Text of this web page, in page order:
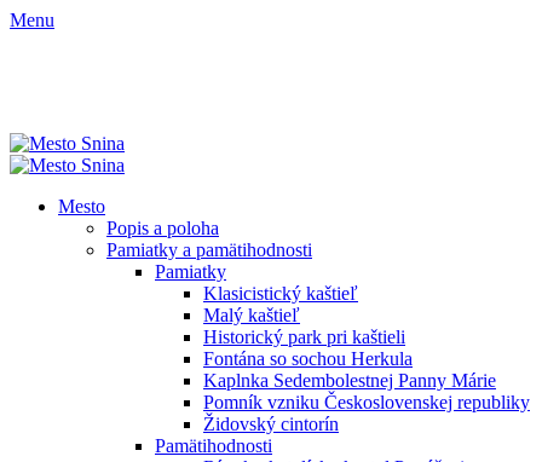
Menu
Mesto
Popis a poloha
Pamiatky a pamätihodnosti
Pamiatky
Klasicistický kaštieľ
Malý kaštieľ
Historický park pri kaštieli
Fontána so sochou Herkula
Kaplnka Sedembolestnej Panny Márie
Pomník vzniku Československej republiky
Židovský cintorín
Pamätihodnosti